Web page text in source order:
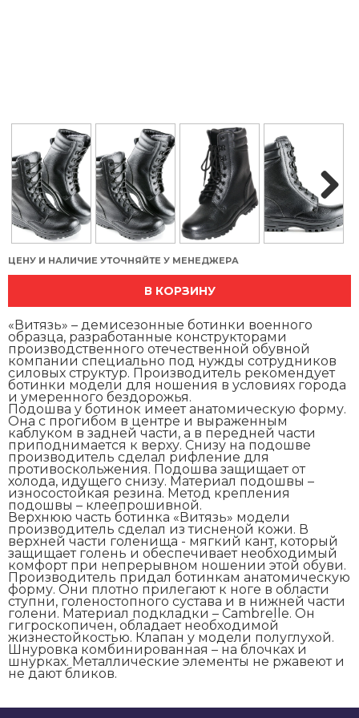
Next
ЦЕНУ И НАЛИЧИЕ УТОЧНЯЙТЕ У МЕНЕДЖЕРА
В КОРЗИНУ
«Витязь» – демисезонные ботинки военного
образца, разработанные конструкторами
производственного отечественной обувной
компании специально под нужды сотрудников
силовых структур. Производитель рекомендует
ботинки модели для ношения в условиях города
и умеренного бездорожья.
Подошва у ботинок имеет анатомическую форму.
Она с прогибом в центре и выраженным
каблуком в задней части, а в передней части
приподнимается к верху. Снизу на подошве
производитель сделал рифление для
противоскольжения. Подошва защищает от
холода, идущего снизу. Материал подошвы –
износостойкая резина. Метод крепления
подошвы – клеепрошивной.
Верхнюю часть ботинка «Витязь» модели
производитель сделал из тисненой кожи. В
верхней части голенища - мягкий кант, который
защищает голень и обеспечивает необходимый
комфорт при непрерывном ношении этой обуви.
Производитель придал ботинкам анатомическую
форму. Они плотно прилегают к ноге в области
ступни, голеностопного сустава и в нижней части
голени. Материал подкладки – Cambrelle. Он
гигроскопичен, обладает необходимой
жизнестойкостью. Клапан у модели полуглухой.
Шнуровка комбинированная – на блочках и
шнурках. Металлические элементы не ржавеют и
не дают бликов.